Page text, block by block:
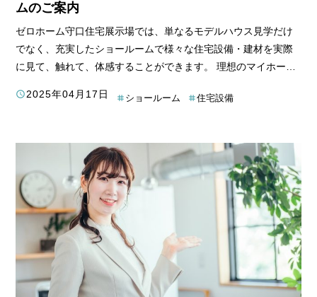
ムのご案内
ゼロホーム守口住宅展示場では、単なるモデルハウス見学だけ
でなく、充実したショールームで様々な住宅設備・建材を実際
に見て、触れて、体感することができます。 理想のマイホーム
ショールームで確認できる魅力的な設備・建材を詳しくご紹介
2025年04月17日 ショールーム 住宅設備